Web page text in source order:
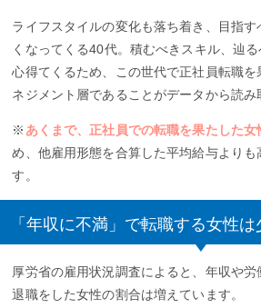
ライフスタイルの変化も落ち着き、目指
くなってくる40代。積むべきスキル、辿
心得てくるため、この世代で正社員転職を
ネジメント層であることがデータから読み
※ あくまで、正社員での転職を果たした女
め、他雇用形態を合算した平均給与よりも
す。
「年収に不満」で転職する女性は
厚労省の雇用状況調査によると、年収や労
退職をした女性の割合は増えています。